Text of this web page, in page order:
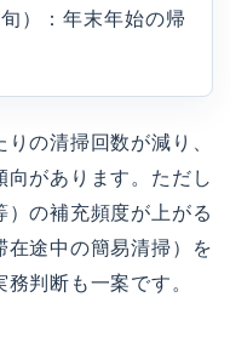
）：年末年始の帰
の清掃回数が減り、
向があります。ただし
の補充頻度が上がる
在途中の簡易清掃）を
判断も一案です。